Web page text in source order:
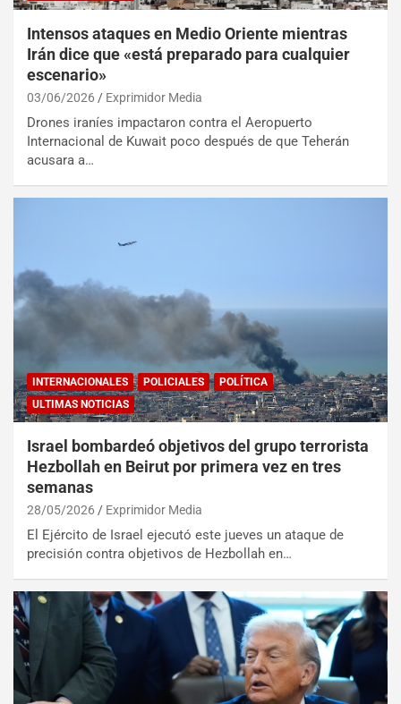
Intensos ataques en Medio Oriente mientras
Irán dice que «está preparado para cualquier
escenario»
03/06/2026 Exprimidor Media
Drones iraníes impactaron contra el Aeropuerto
Internacional de Kuwait poco después de que Teherán
acusara a…
INTERNACIONALES POLICIALES
POLÍTICA
ULTIMAS NOTICIAS
Israel bombardeó objetivos del grupo terrorista
Hezbollah en Beirut por primera vez en tres
semanas
28/05/2026 Exprimidor Media
El Ejército de Israel ejecutó este jueves un ataque de
precisión contra objetivos de Hezbollah en…